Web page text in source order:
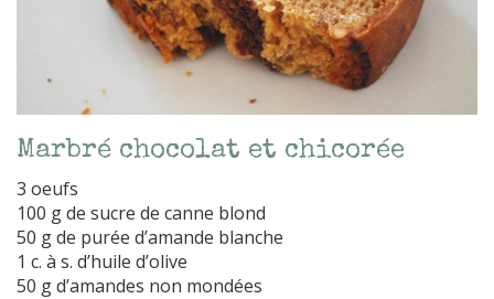
Marbré chocolat et chicorée
3 oeufs
100 g de sucre de canne blond
50 g de purée d’amande blanche
1 c. à s. d’huile d’olive
50 g d’amandes non mondées